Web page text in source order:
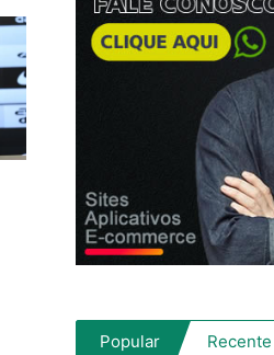
Popular Recente